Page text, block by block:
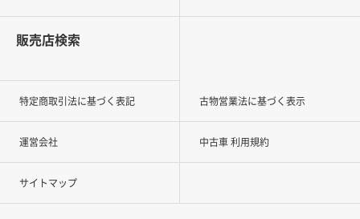
販売店検索
特定商取引法に基づく表記 古物営業法に基づく表示
運営会社 中古車 利用規約
サイトマップ